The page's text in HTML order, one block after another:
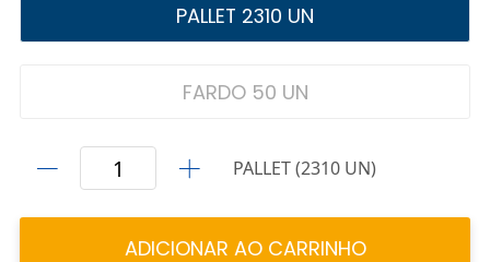
PALLET 2310 UN
FARDO 50 UN
PALLET (2310 UN)
ADICIONAR AO CARRINHO